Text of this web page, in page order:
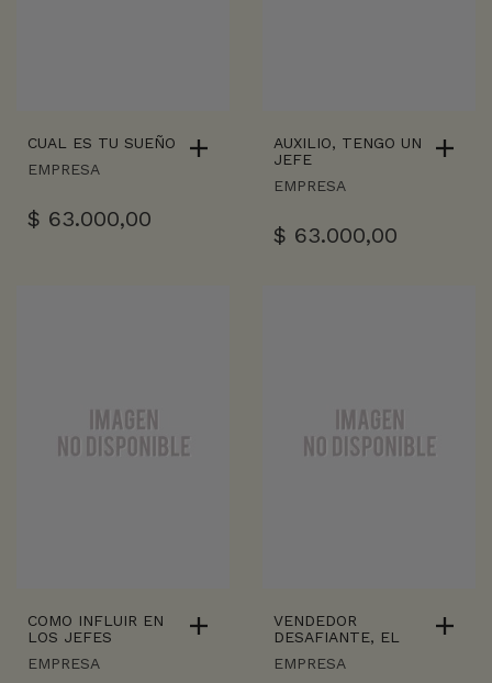
CUAL ES TU SUEÑO
EMPRESA
$ 63.000,00
AUXILIO, TENGO UN
JEFE
EMPRESA
$ 63.000,00
COMO INFLUIR EN
LOS JEFES
EMPRESA
VENDEDOR
DESAFIANTE, EL
EMPRESA